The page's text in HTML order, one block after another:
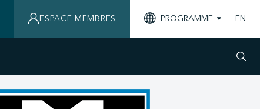
ESPACE MEMBRES PROGRAMME EN